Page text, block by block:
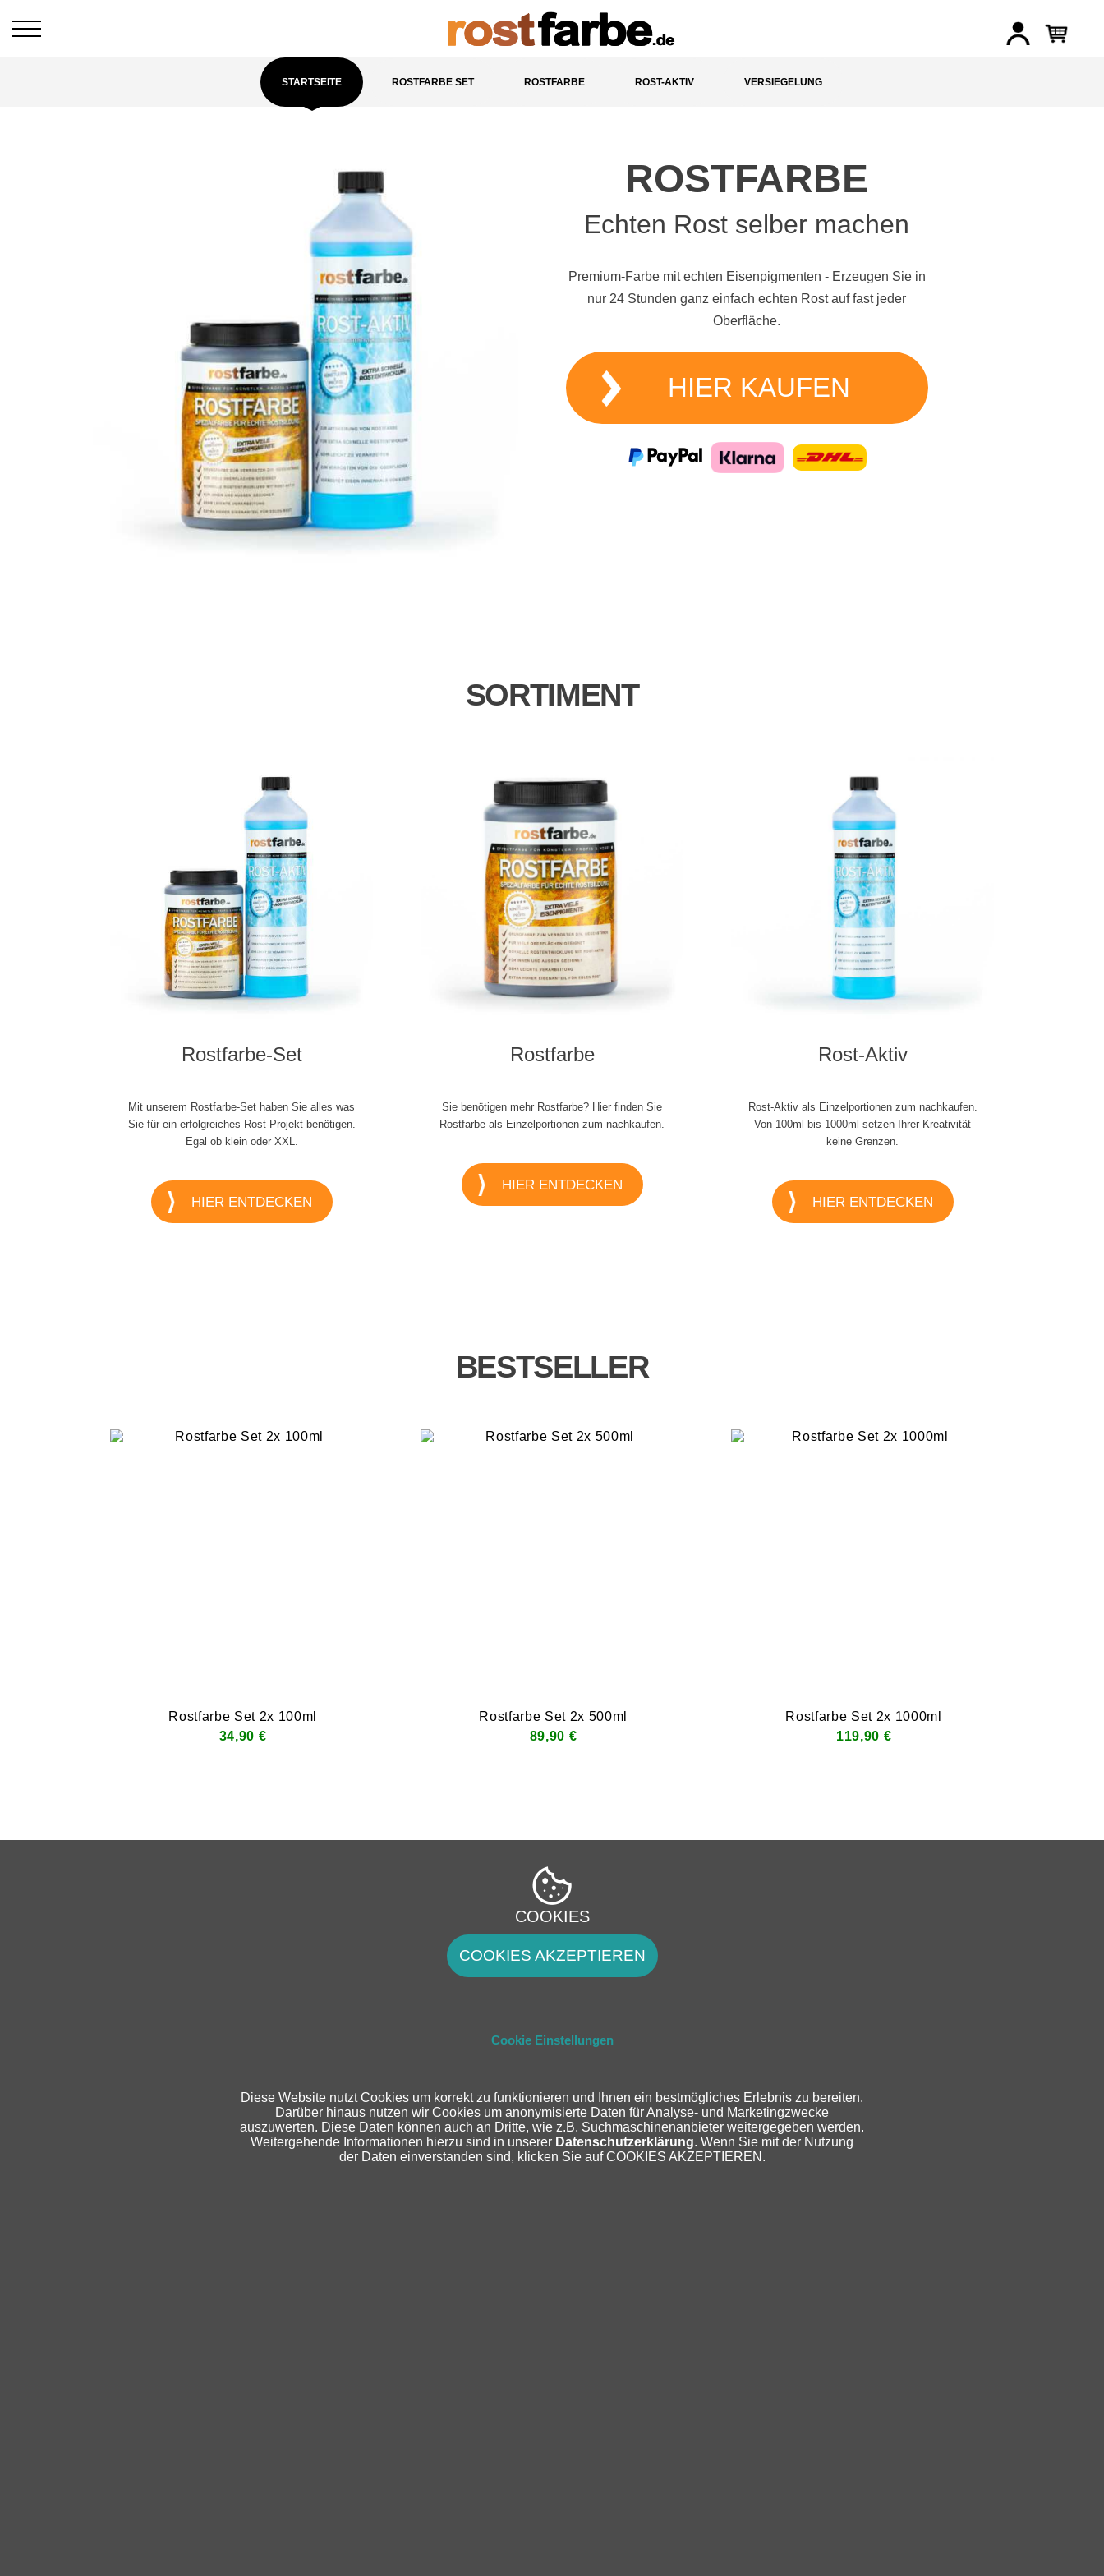
STARTSEITE ROSTFARBE SET ROSTFARBE ROST-AKTIV VERSIEGELUNG
ROSTFARBE
Echten Rost selber machen
Premium-Farbe mit echten Eisenpigmenten - Erzeugen Sie in
nur 24 Stunden ganz einfach echten Rost auf fast jeder
Oberfläche.
HIER KAUFEN
SORTIMENT
Rostfarbe-Set
Mit unserem Rostfarbe-Set haben Sie alles was
Sie für ein erfolgreiches Rost-Projekt benötigen.
Egal ob klein oder XXL.
HIER ENTDECKEN
Rostfarbe
Sie benötigen mehr Rostfarbe? Hier finden Sie
Rostfarbe als Einzelportionen zum nachkaufen.
HIER ENTDECKEN
Rost-Aktiv
Rost-Aktiv als Einzelportionen zum nachkaufen.
Von 100ml bis 1000ml setzen Ihrer Kreativität
keine Grenzen.
HIER ENTDECKEN
BESTSELLER
Rostfarbe Set 2x 100ml
34,90 €
Rostfarbe Set 2x 500ml
89,90 €
Rostfarbe Set 2x 1000ml
119,90 €
COOKIES
COOKIES AKZEPTIEREN
Cookie Einstellungen
Diese Website nutzt Cookies um korrekt zu funktionieren und Ihnen ein bestmögliches Erlebnis zu bereiten.
Darüber hinaus nutzen wir Cookies um anonymisierte Daten für Analyse- und Marketingzwecke
auszuwerten. Diese Daten können auch an Dritte, wie z.B. Suchmaschinenanbieter weitergegeben werden.
Weitergehende Informationen hierzu sind in unserer Datenschutzerklärung. Wenn Sie mit der Nutzung
der Daten einverstanden sind, klicken Sie auf COOKIES AKZEPTIEREN.